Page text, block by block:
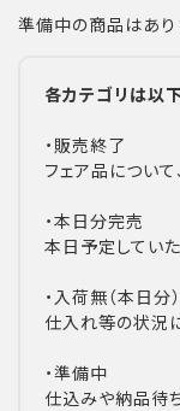
準備中の商品はあり
各カテゴリは以
・販売終了
フェア品につい
・本日分完売
本日予定してい
・入荷無（本日分）
仕入れ等の状況
・準備中
仕込みや納品待